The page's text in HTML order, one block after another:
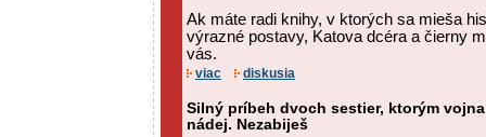
Ak máte radi knihy, v ktorých sa mieša
výrazné postavy, Katova dcéra a čierny
vás.
viac diskusia
Silný príbeh dvoch sestier, ktorým
nádej. Nezabiješ